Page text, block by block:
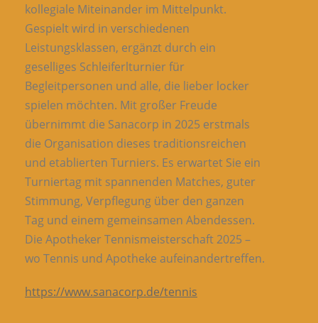
kollegiale Miteinander im Mittelpunkt.
Gespielt wird in verschiedenen
Leistungsklassen, ergänzt durch ein
geselliges Schleiferlturnier für
Begleitpersonen und alle, die lieber locker
spielen möchten. Mit großer Freude
übernimmt die Sanacorp in 2025 erstmals
die Organisation dieses traditionsreichen
und etablierten Turniers. Es erwartet Sie ein
Turniertag mit spannenden Matches, guter
Stimmung, Verpflegung über den ganzen
Tag und einem gemeinsamen Abendessen.
Die Apotheker Tennismeisterschaft 2025 –
wo Tennis und Apotheke aufeinandertreffen.
https://www.sanacorp.de/tennis